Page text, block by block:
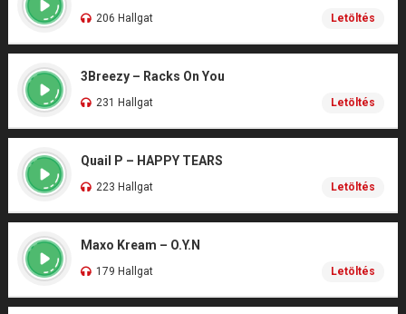
206 Hallgat Letöltés
3Breezy – Racks On You
231 Hallgat Letöltés
Quail P – HAPPY TEARS
223 Hallgat Letöltés
Maxo Kream – O.Y.N
179 Hallgat Letöltés